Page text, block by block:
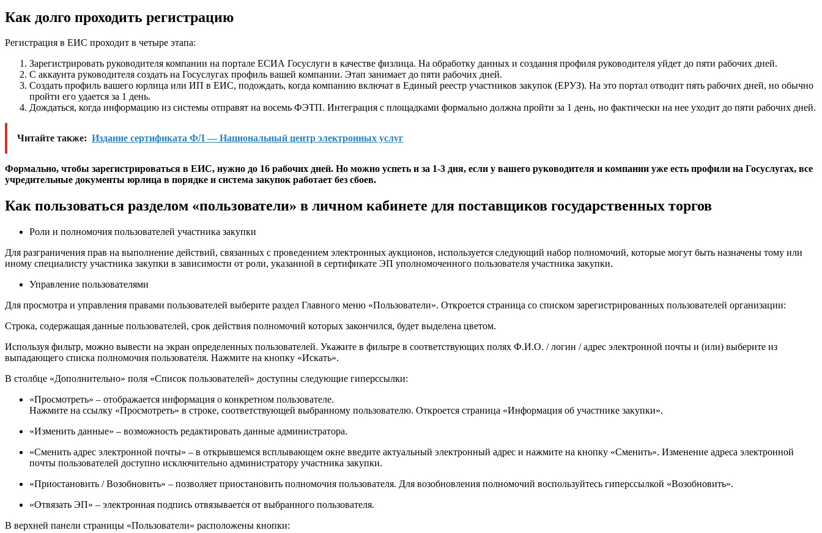
Как долго проходить регистрацию
Регистрация в ЕИС проходит в четыре этапа:
Зарегистрировать руководителя компании на портале ЕСИА Госуслуги в качестве физлица. На обработку данных и создания профиля руководителя уйдет до пяти рабочих дней.
С аккаунта руководителя создать на Госуслугах профиль вашей компании. Этап занимает до пяти рабочих дней.
Создать профиль вашего юрлица или ИП в ЕИС, подождать, когда компанию включат в Единый реестр участников закупок (ЕРУЗ). На это портал отводит пять рабочих дней, но обычно
пройти его удается за 1 день.
Дождаться, когда информацию из системы отправят на восемь ФЭТП. Интеграция с площадками формально должна пройти за 1 день, но фактически на нее уходит до пяти рабочих дней.
Читайте также: Издание сертификата ФЛ — Национальный центр электронных услуг
Формально, чтобы зарегистрироваться в ЕИС, нужно до 16 рабочих дней. Но можно успеть и за 1-3 дня, если у вашего руководителя и компании уже есть профили на Госуслугах, все
учредительные документы юрлица в порядке и система закупок работает без сбоев.
Как пользоваться разделом «пользователи» в личном кабинете для поставщиков государственных торгов
Роли и полномочия пользователей участника закупки
Для разграничения прав на выполнение действий, связанных с проведением электронных аукционов, используется следующий набор полномочий, которые могут быть назначены тому или
иному специалисту участника закупки в зависимости от роли, указанной в сертификате ЭП уполномоченного пользователя участника закупки.
Управление пользователями
Для просмотра и управления правами пользователей выберите раздел Главного меню «Пользователи». Откроется страница со списком зарегистрированных пользователей организации:
Строка, содержащая данные пользователей, срок действия полномочий которых закончился, будет выделена цветом.
Используя фильтр, можно вывести на экран определенных пользователей. Укажите в фильтре в соответствующих полях Ф.И.О. / логин / адрес электронной почты и (или) выберите из
выпадающего списка полномочия пользователя. Нажмите на кнопку «Искать».
В столбце «Дополнительно» поля «Список пользователей» доступны следующие гиперссылки:
«Просмотреть» – отображается информация о конкретном пользователе.
Нажмите на ссылку «Просмотреть» в строке, соответствующей выбранному пользователю. Откроется страница «Информация об участнике закупки».
«Изменить данные» – возможность редактировать данные администратора.
«Сменить адрес электронной почты» – в открывшемся всплывающем окне введите актуальный электронный адрес и нажмите на кнопку «Сменить». Изменение адреса электронной
почты пользователей доступно исключительно администратору участника закупки.
«Приостановить / Возобновить» – позволяет приостановить полномочия пользователя. Для возобновления полномочий воспользуйтесь гиперссылкой «Возобновить».
«Отвязать ЭП» – электронная подпись отвязывается от выбранного пользователя.
В верхней панели страницы «Пользователи» расположены кнопки: